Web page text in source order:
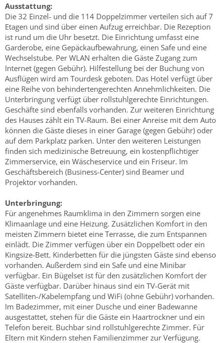
Ausstattung:
Die 32 Einzel- und die 114 Doppelzimmer verteilen sich auf 7
Etagen und sind über einen Aufzug erreichbar. Die Rezeption
ist rund um die Uhr besetzt. Die Einrichtung umfasst eine
Garderobe, eine Gepäckaufbewahrung, einen Safe und eine
Wechselstube. Per WLAN erhalten die Gäste Zugang zum
Internet (gegen Gebühr). Hilfestellung bei der Buchung von
Ausflügen wird am Tourdesk geboten. Das Hotel verfügt über
eine Reihe von behindertengerechten Annehmlichkeiten. Die
Unterbringung verfügt über rollstuhlgerechte Einrichtungen.
Geschäfte sind ebenfalls vorhanden. Zur weiteren Einrichtung
des Hauses zählt ein TV-Raum. Bei einer Anreise mit dem Auto
können die Gäste dieses in einer Garage (gegen Gebühr) oder
auf dem Parkplatz parken. Unter den weiteren Leistungen
finden sich medizinische Betreuung, ein kostenpflichtiger
Zimmerservice, ein Wäscheservice und ein Friseur. Im
Geschäftsbereich (Business-Center) sind Beamer und
Projektor vorhanden.
Unterbringung:
Für angenehmes Raumklima in den Zimmern sorgen eine
Klimaanlage und eine Heizung. Zusätzlichen Komfort in den
meisten Zimmern bietet eine Terrasse, die zum Entspannen
einlädt. Die Zimmer verfügen über ein Doppelbett oder ein
Kingsize-Bett. Kinderbetten für die jüngsten Gäste sind ebenso
vorhanden. Außerdem sind ein Safe und eine Minibar
verfügbar. Ein Bügelset ist für den zusätzlichen Komfort der
Gäste verfügbar. Darüber hinaus sind ein TV-Gerät mit
Satelliten-/Kabelempfang und WiFi (ohne Gebühr) vorhanden.
Im Badezimmer, mit einer Dusche und einer Badewanne
ausgestattet, stehen für die Gäste ein Haartrockner und ein
Telefon bereit. Buchbar sind rollstuhlgerechte Zimmer. Für
Eltern mit Kindern stehen Familienzimmer zur Verfügung.